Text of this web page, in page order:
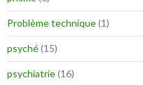
Problème technique(1)
psyché(15)
psychiatrie(16)